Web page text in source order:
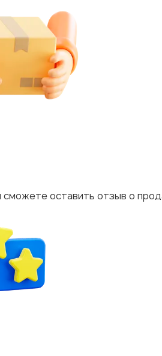
сможете оставить отзыв о